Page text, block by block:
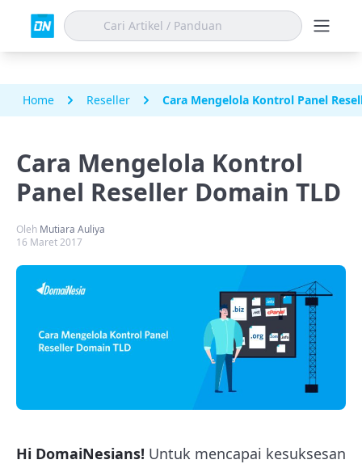
Home Reseller Cara Mengelola Kontrol Panel
Cara Mengelola Kontrol
Panel Reseller Domain TLD
Oleh Mutiara Auliya
16 Maret 2017
Hi DomaiNesians! Untuk mencapai kesuksesan